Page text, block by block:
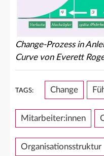
Change-Prozess in
Curve von Everett
TAGS: Change
Mitarbeiter:innen
Organisationsstruktur